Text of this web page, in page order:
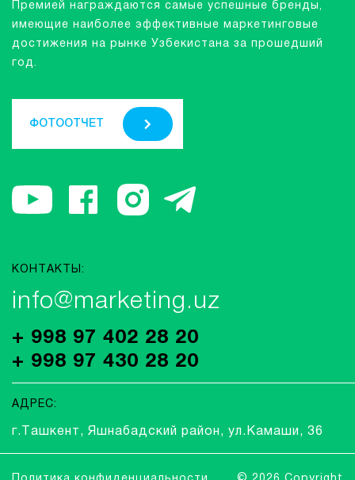
Премией награждаются самые успешные бренды,
имеющие наиболее эффективные маркетинговые
достижения на рынке Узбекистана за прошедший
год.
ФОТООТЧЕТ
КОНТАКТЫ:
info@marketing.uz
+ 998 97 402 28 20
+ 998 97 430 28 20
АДРЕС:
г.Ташкент, Яшнабадский район, ул.Камаши, 36